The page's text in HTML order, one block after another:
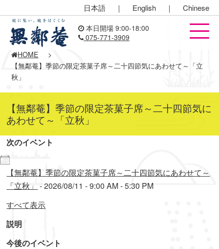
日本語 ｜ English ｜ Chinese
本日開場 9:00-18:00
075-771-3909
HOME
>
【無鄰菴】季節の限定茶菓子席～二十四節気にあわせて～「立
秋」
【無鄰菴】季節の限定茶菓子席～二十四節気に
あわせて～「立秋」
次のイベント
【無鄰菴】季節の限定茶菓子席～二十四節気にあわせて～
「立秋」 - 2026/08/11 - 9:00 AM - 5:30 PM
すべて表示
説明
今後のイベント